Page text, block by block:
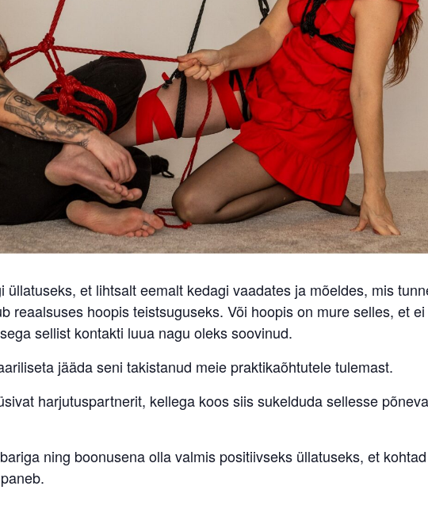
üllatuseks, et lihtsalt eemalt kedagi vaadates ja mõeldes, mis
reaalsuses hoopis teistsuguseks. Või hoopis on mure selles, et
sellist kontakti luua nagu oleks soovinud.
jääda seni takistanud meie praktikaõhtutele tulemast.
harjutuspartnerit, kellega koos siis sukelduda sellesse
ning boonusena olla valmis positiivseks üllatuseks, et